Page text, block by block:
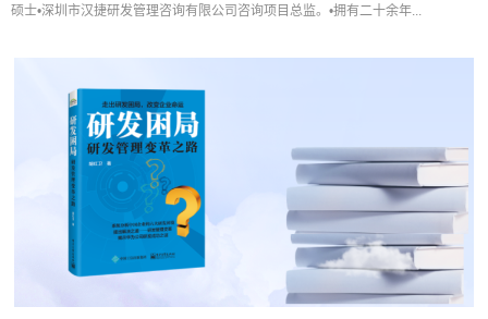
硕士•深圳市汉捷研发管理咨询有限公司咨询项目总监。•拥有二十余年...